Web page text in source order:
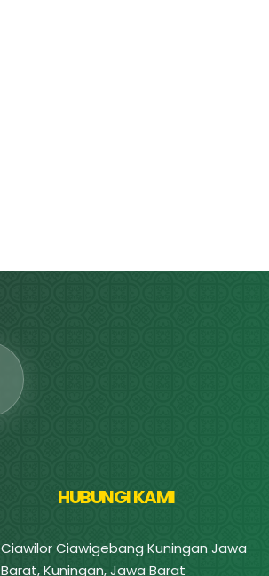
HUBUNGI KAMI
Ciawilor Ciawigebang Kuningan Jawa
Barat, Kuningan, Jawa Barat